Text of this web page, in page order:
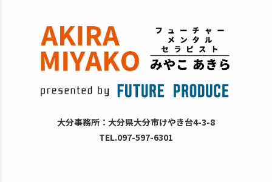
大分事務所：大分県大分市けやき台4-3-8
TEL.097-597-6301